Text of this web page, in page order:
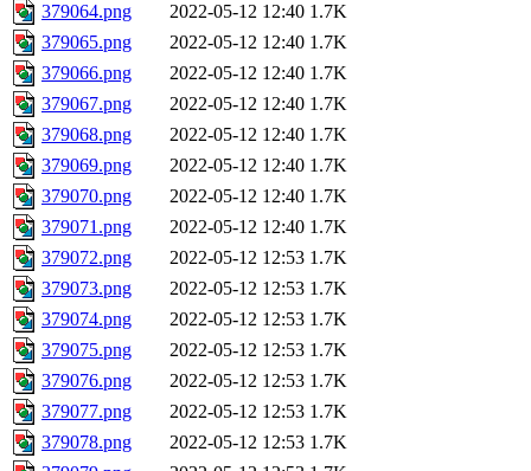
379064.png
2022-05-12 12:40 1.7K
379065.png
2022-05-12 12:40 1.7K
379066.png
2022-05-12 12:40 1.7K
379067.png
2022-05-12 12:40 1.7K
379068.png
2022-05-12 12:40 1.7K
379069.png
2022-05-12 12:40 1.7K
379070.png
2022-05-12 12:40 1.7K
379071.png
2022-05-12 12:40 1.7K
379072.png
2022-05-12 12:53 1.7K
379073.png
2022-05-12 12:53 1.7K
379074.png
2022-05-12 12:53 1.7K
379075.png
2022-05-12 12:53 1.7K
379076.png
2022-05-12 12:53 1.7K
379077.png
2022-05-12 12:53 1.7K
379078.png
2022-05-12 12:53 1.7K